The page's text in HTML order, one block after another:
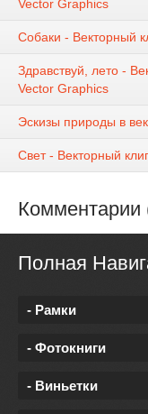
Vector Graphics
Собаки - Векторный
Здравствуй, лето -
Vector Graphics
Эскизы природы в
Свет - Векторный
Комментарии
Полная
- Рамки
- Фотокниги
- Виньетки